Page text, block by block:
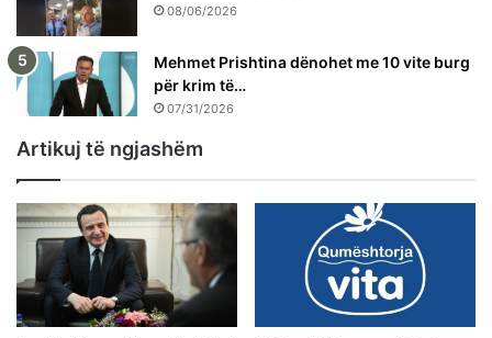
08/06/2026
Mehmet Prishtina dënohet me 10 vite burg
për krim të…
07/31/2026
Artikuj të ngjashëm